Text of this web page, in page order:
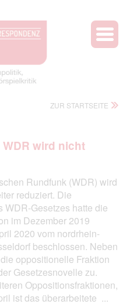
ZUR STARTSEITE
wird nicht
Rundfunk (WDR) wird
reduziert. Die
WDR-Gesetzes hatte die
im Dezember 2019
2020 vom nordrhein-
beschlossen. Neben
oppositionelle Fraktion
Gesetzesnovelle zu.
Oppositionsfraktionen,
ist das überarbeitete ...